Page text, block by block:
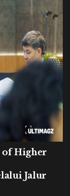
of Higher
Jalur